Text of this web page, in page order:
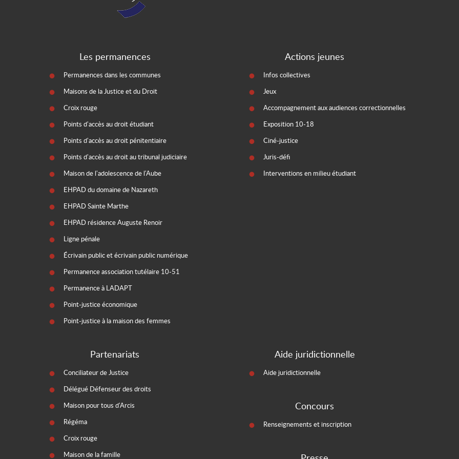
Les permanences
Permanences dans les communes
Maisons de la Justice et du Droit
Croix rouge
Points d'accès au droit étudiant
Points d'accès au droit pénitentiaire
Points d'accès au droit au tribunal judiciaire
Maison de l'adolescence de l'Aube
EHPAD du domaine de Nazareth
EHPAD Sainte Marthe
EHPAD résidence Auguste Renoir
Ligne pénale
Écrivain public et écrivain public numérique
Permanence association tutélaire 10-51
Permanence à LADAPT
Point-justice économique
Point-justice à la maison des femmes
Actions jeunes
Infos collectives
Jeux
Accompagnement aux audiences correctionnelles
Exposition 10-18
Ciné-justice
Juris-défi
Interventions en milieu étudiant
Partenariats
Conciliateur de Justice
Délégué Défenseur des droits
Maison pour tous d'Arcis
Régéma
Croix rouge
Maison de la famille
Aide juridictionnelle
Aide juridictionnelle
Concours
Renseignements et inscription